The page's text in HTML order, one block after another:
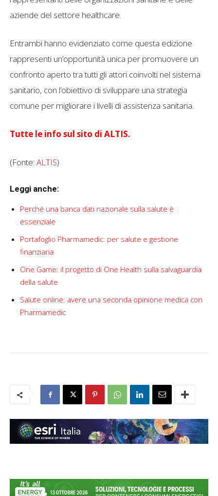
aziende del settore healthcare.
Entrambi hanno evidenziato come questa edizione
rappresenti un’opportunità unica per promuovere un
confronto aperto tra tutti gli attori coinvolti nel sistema
sanitario, con l’obiettivo di sviluppare una strategia
comune per migliorare i livelli di assistenza sanitaria.
Tutte le info sul sito di ALTIS.
(Fonte: ALTIS)
Leggi anche:
Perché una banca dati nazionale sulla salute è
essenziale
Portafoglio Pharmamedic: per salute e gestione
finanziaria
One Game: il progetto di One Health sulla salvaguardia
della salute
Salute online: avere una seconda opinione medica con
Pharmamedic